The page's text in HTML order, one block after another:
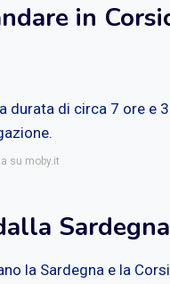
in
durata di circa 7 ore e
su moby.it
la Sardegna e la